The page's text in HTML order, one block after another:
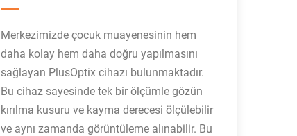
Merkezimizde çocuk muayenesinin hem
daha kolay hem daha doğru yapılmasını
sağlayan PlusOptix cihazı bulunmaktadır.
Bu cihaz sayesinde tek bir ölçümle gözün
kırılma kusuru ve kayma derecesi ölçülebilir
ve aynı zamanda görüntüleme alınabilir. Bu